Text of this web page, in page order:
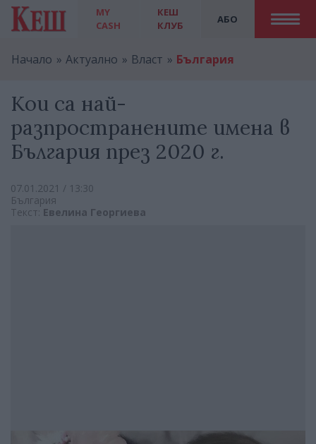
MY
CASH
АБО
КЕШ
КЛУБ
Начало Актуално Власт България
Кои са най-
разпространените имена в
България през 2020 г.
07.01.2021 / 13:30
България
Текст: Евелина Георгиева